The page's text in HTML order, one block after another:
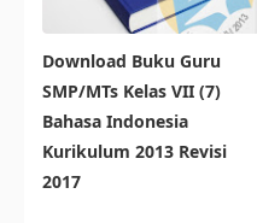
Download Buku Guru
SMP/MTs Kelas VII (7)
Bahasa Indonesia
Kurikulum 2013 Revisi
2017